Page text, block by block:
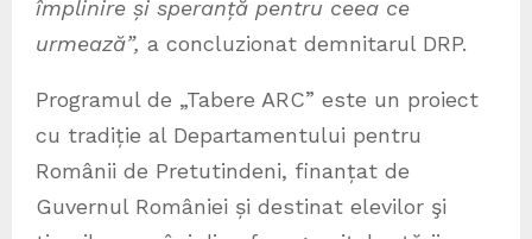
împlinire și speranță pentru ceea ce
urmează”, a concluzionat demnitarul DRP.
Programul de „Tabere ARC” este un proiect
cu tradiție al Departamentului pentru
Românii de Pretutindeni, finanțat de
Guvernul României și destinat elevilor şi